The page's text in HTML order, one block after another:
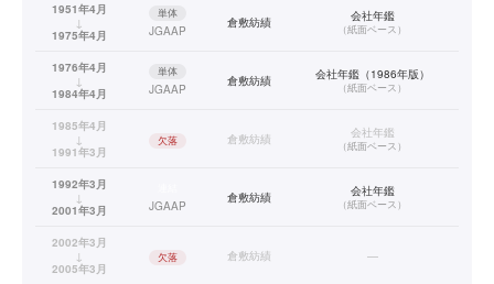
1951年4月
↓
1975年4月
単体
JGAAP
倉敷紡績 会社年鑑
（紙面ベース）
1976年4月
↓
1984年4月
単体
JGAAP
倉敷紡績 会社年鑑（1986年版）
（紙面ベース）
1985年4月
↓
1991年3月
欠落 倉敷紡績 会社年鑑
（紙面ベース）
1992年3月
↓
2001年3月
JGAAP
倉敷紡績 会社年鑑
（紙面ベース）
2002年3月
↓
2005年3月
欠落 倉敷紡績 —